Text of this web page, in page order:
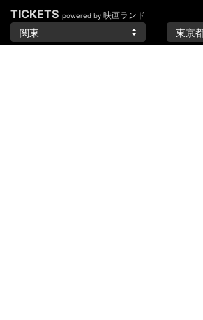
TICKETS powered by 映画ランド